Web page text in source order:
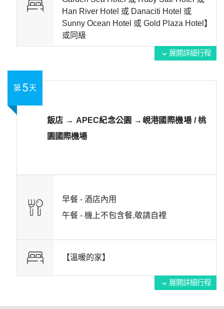
Han River Hotel 或 Danaciti Hotel 或
Sunny Ocean Hotel 或 Gold Plaza Hotel】
或同級
expand_more 展開詳細行程
第5天
飯店 → APEC紀念公園 →峴港國際機場 / 桃
園國際機場
早餐 - 酒店內用
午餐 - 機上不包含餐,敬請自裡
【溫暖的家】
expand_more 展開詳細行程